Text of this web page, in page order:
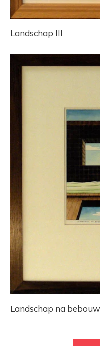
Landschap III
Landschap na